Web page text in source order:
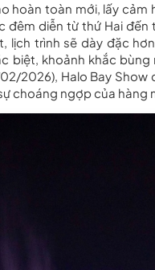
hoàn toàn mới, lấy cảm
diễn từ thứ Hai đến
lịch trình sẽ dày đặc
biệt, khoảnh khắc bùng
2026), Halo Bay Show
choáng ngợp của hàng